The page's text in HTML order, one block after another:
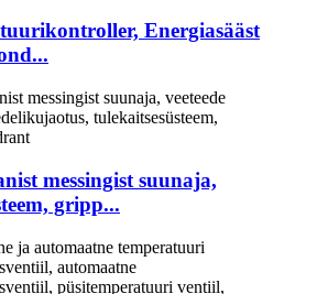
Energiasääst
messingist suunaja,
gripp...